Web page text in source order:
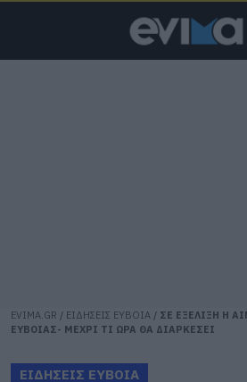
EVIMA.GR / ΕΙΔΗΣΕΙΣ ΕΥΒΟΙΑ / ΣΕ ΕΞΕΛΙΞΗ Η
ΕΥΒΟΙΑΣ- ΜΕΧΡΙ ΤΙ ΩΡΑ ΘΑ ΔΙΑΡΚΕΣΕΙ
ΕΙΔΗΣΕΙΣ ΕΥΒΟΙΑ